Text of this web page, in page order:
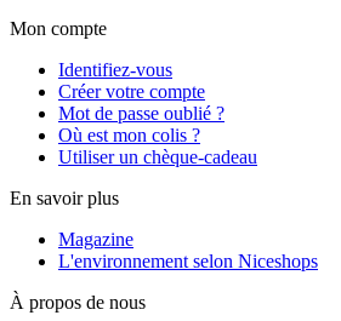
Mon compte
Identifiez-vous
Créer votre compte
Mot de passe oublié ?
Où est mon colis ?
Utiliser un chèque-cadeau
En savoir plus
Magazine
L'environnement selon Niceshops
À propos de nous